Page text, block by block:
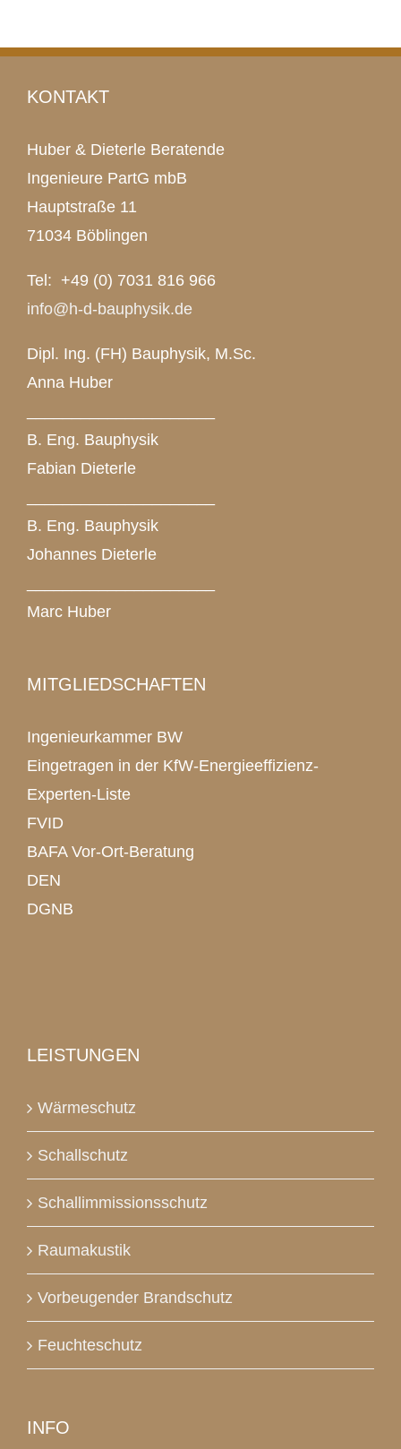
KONTAKT
Huber & Dieterle Beratende
Ingenieure PartG mbB
Hauptstraße 11
71034 Böblingen
Tel: +49 (0) 7031 816 966
info@h-d-bauphysik.de
Dipl. Ing. (FH) Bauphysik, M.Sc.
Anna Huber
B. Eng. Bauphysik
Fabian Dieterle
B. Eng. Bauphysik
Johannes Dieterle
Marc Huber
MITGLIEDSCHAFTEN
Ingenieurkammer BW
Eingetragen in der KfW-Energieeffizienz-
Experten-Liste
FVID
BAFA Vor-Ort-Beratung
DEN
DGNB
LEISTUNGEN
Wärmeschutz
Schallschutz
Schallimmissionsschutz
Raumakustik
Vorbeugender Brandschutz
Feuchteschutz
INFO